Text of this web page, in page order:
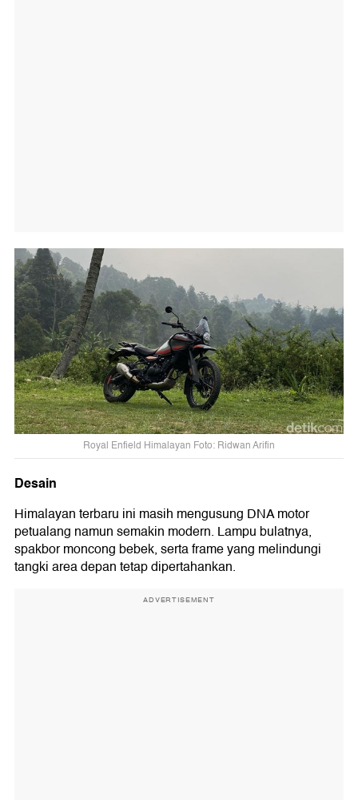
Royal Enfield Himalayan Foto: Ridwan Arifin
Desain
Himalayan terbaru ini masih mengusung DNA motor
petualang namun semakin modern. Lampu bulatnya,
spakbor moncong bebek, serta frame yang melindungi
tangki area depan tetap dipertahankan.
ADVERTISEMENT